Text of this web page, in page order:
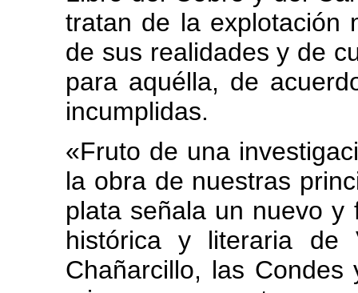
tratan de la explotación
de sus realidades y de
para aquélla, de
incumplidas.
«Fruto de una
la obra de nuestras
plata señala un nuevo
histórica y literaria de
Chañarcillo, las